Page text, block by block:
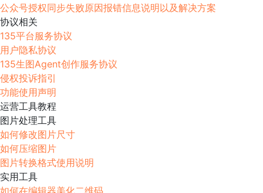
公众号授权同步失败原因报错信息说明以及解决方案
协议相关
135平台服务协议
用户隐私协议
135生图Agent创作服务协议
侵权投诉指引
功能使用声明
运营工具教程
图片处理工具
如何修改图片尺寸
如何压缩图片
图片转换格式使用说明
实用工具
如何在编辑器美化二维码